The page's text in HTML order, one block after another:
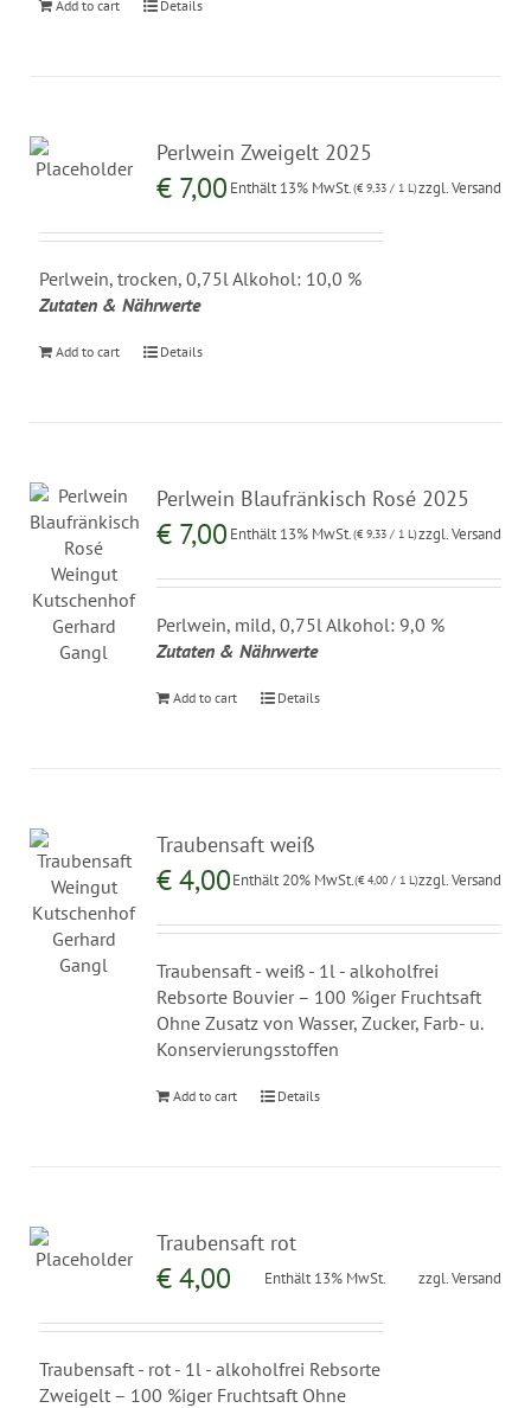
Add to cart Details
Perlwein Zweigelt 2025
€ 7,00 Enthält 13% MwSt.(€9,33/ 1 L)zzgl.Versand
Perlwein, trocken, 0,75l Alkohol: 10,0 %
Zutaten & Nährwerte
Add to cart Details
Perlwein Blaufränkisch Rosé 2025
€ 7,00 Enthält 13% MwSt.(€9,33/ 1 L)zzgl.Versand
Perlwein, mild, 0,75l Alkohol: 9,0 %
Zutaten & Nährwerte
Add to cart Details
Traubensaft weiß
€4,00Enthält 20% MwSt.(€4,00/ 1 L)zzgl.Versand
Traubensaft - weiß - 1l - alkoholfrei
Rebsorte Bouvier – 100 %iger Fruchtsaft
Ohne Zusatz von Wasser, Zucker, Farb- u.
Konservierungsstoffen
Add to cart Details
Traubensaft rot
€4,00 Enthält 13% MwSt. zzgl.Versand
Traubensaft - rot - 1l - alkoholfrei Rebsorte
Zweigelt – 100 %iger Fruchtsaft Ohne